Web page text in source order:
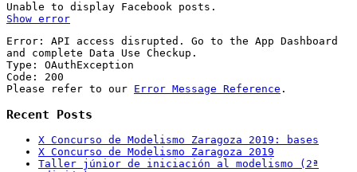
Unable to display Facebook posts.
Show error
Error: API access disrupted. Go to the App Dashboard
and complete Data Use Checkup.
Type: OAuthException
Code: 200
Please refer to our Error Message Reference .
Recent Posts
X Concurso de Modelismo Zaragoza 2019: bases
X Concurso de Modelismo Zaragoza 2019
Taller júnior de iniciación al modelismo (2ª